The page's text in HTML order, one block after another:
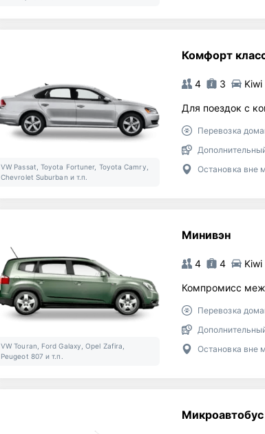
VW Passat, Toyota Fortuner, Toyota Camry,
Chevrolet Suburban и т.п.
Комфорт
4 3 Kiwi
Для поездок с
Перевозка
Остановка вне
VW Touran, Ford Galaxy, Opel Zafira,
Peugeot 807 и т.п.
Минивэн
4 4 Kiwi
Компромисс
Перевозка
Остановка вне
Микроавтобус